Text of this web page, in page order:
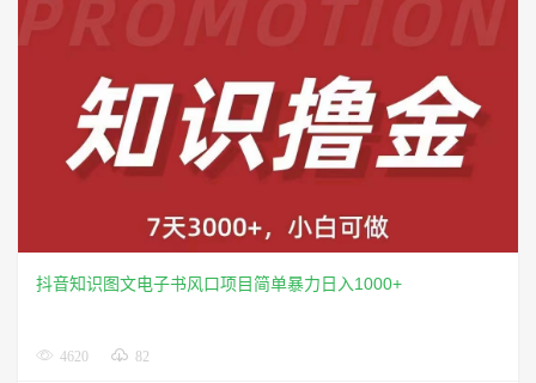
抖音知识图文电子书风口项目简单暴力日入1000+
4620 82